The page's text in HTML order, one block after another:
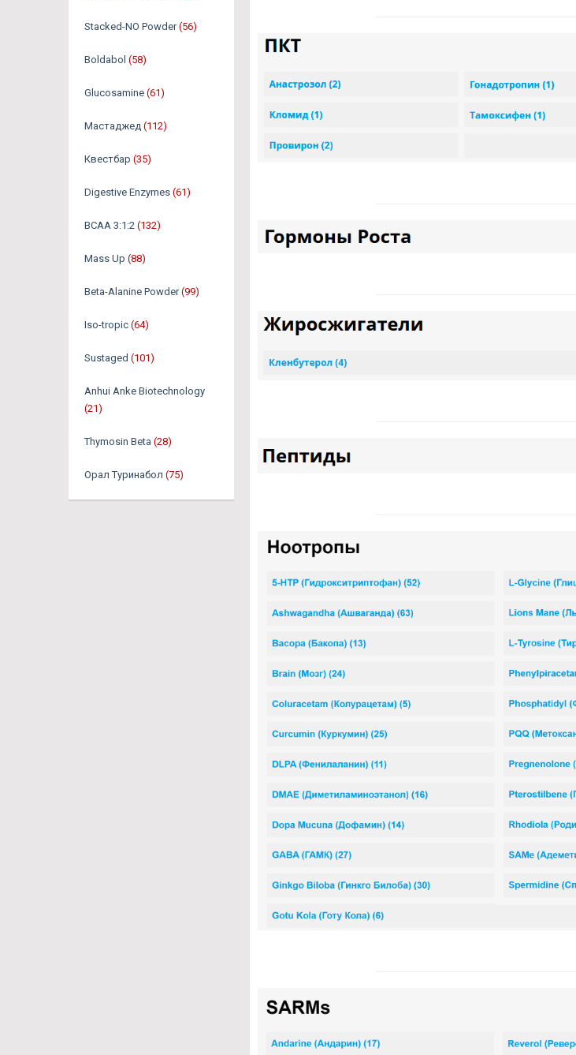
Stacked-NO Powder (56)
Boldabol (58)
Glucosamine (61)
Мастаджед (112)
Квестбар (35)
Digestive Enzymes (61)
BCAA 3:1:2 (132)
Mass Up (88)
Beta-Alanine Powder (99)
Iso-tropic (64)
Sustaged (101)
Anhui Anke Biotechnology
(21)
Thymosin Beta (28)
Орал Туринабол (75)